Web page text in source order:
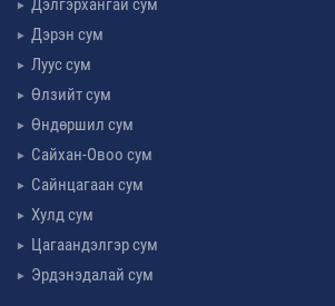
Дэлгэрхангай сум
Дэрэн сум
Луус сум
Өлзийт сум
Өндөршил сум
Сайхан-Овоо сум
Сайнцагаан сум
Хулд сум
Цагаандэлгэр сум
Эрдэнэдалай сум